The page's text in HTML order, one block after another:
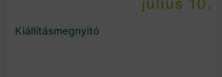
július 10.
Kiállításmegnyitó